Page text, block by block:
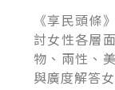
《享民頭條
討女性各層
物、兩性、
與廣度解答